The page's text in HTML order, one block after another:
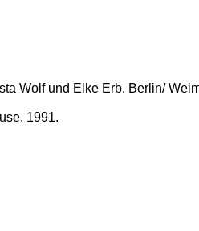
Wolf und Elke Erb. Berlin/
1991.